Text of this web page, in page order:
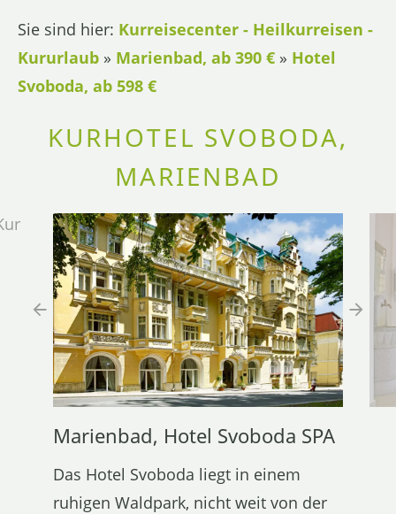
Sie sind hier: Kurreisecenter - Heilkurreisen -
Kururlaub » Marienbad, ab 390 € » Hotel
Svoboda, ab 598 €
KURHOTEL SVOBODA,
MARIENBAD
Marienbad, Hotel Svoboda SPA
Das Hotel Svoboda liegt in einem
ruhigen Waldpark, nicht weit von der